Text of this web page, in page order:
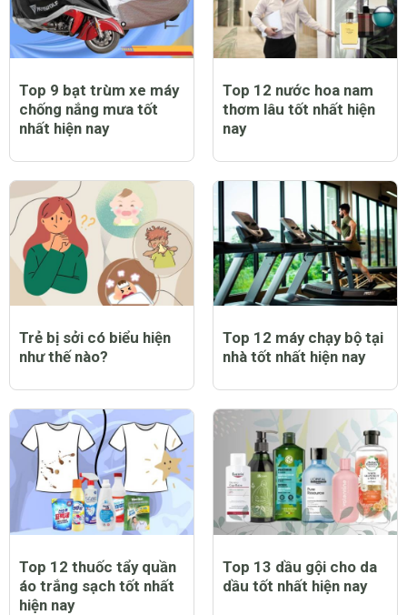
Top 9 bạt trùm xe máy
chống nắng mưa tốt
nhất hiện nay
Top 12 nước hoa nam
thơm lâu tốt nhất hiện
nay
Trẻ bị sởi có biểu hiện
như thế nào?
Top 12 máy chạy bộ tại
nhà tốt nhất hiện nay
Top 12 thuốc tẩy quần
áo trắng sạch tốt nhất
hiện nay
Top 13 dầu gội cho da
dầu tốt nhất hiện nay